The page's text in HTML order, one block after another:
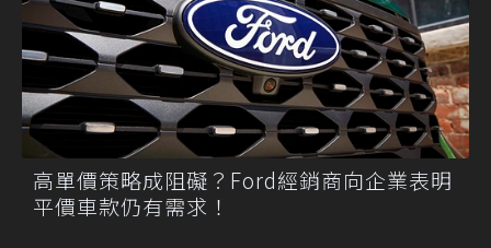
高單價策略成阻礙？Ford經銷商向企業表明
平價車款仍有需求！